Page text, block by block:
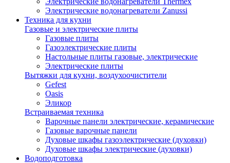
Электрические водонагреватели Zanussi
Техника для кухни
Газовые и электрические плиты
Газовые плиты
Газоэлектрические плиты
Настольные плиты газовые, электрические
Электрические плиты
Вытяжки для кухни, воздухоочистители
Gefest
Oasis
Эликор
Встраиваемая техника
Варочные панели электрические, керамические
Газовые варочные панели
Духовые шкафы газоэлектрические (духовки)
Духовые шкафы электрические (духовки)
Водоподготовка